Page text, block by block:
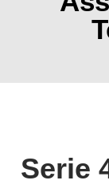
Serie